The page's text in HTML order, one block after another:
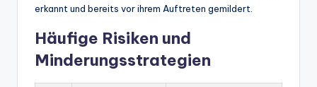
erkannt und bereits vor ihrem Auftreten gemildert.
Häufige Risiken und
Minderungsstrategien